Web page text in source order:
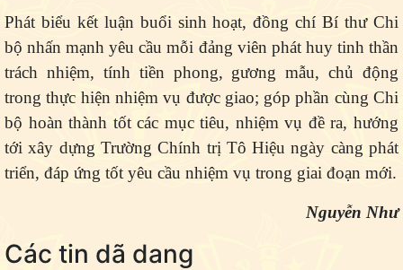
Phát biểu kết luận buổi sinh hoạt, đồng chí Bí thư Chi
bộ nhấn mạnh yêu cầu mỗi đảng viên phát huy tinh thần
trách nhiệm, tính tiền phong, gương mẫu, chủ động
trong thực hiện nhiệm vụ được giao; góp phần cùng Chi
bộ hoàn thành tốt các mục tiêu, nhiệm vụ đề ra, hướng
tới xây dựng Trường Chính trị Tô Hiệu ngày càng phát
triển, đáp ứng tốt yêu cầu nhiệm vụ trong giai đoạn mới.
Nguyễn Như
Các tin dã dang